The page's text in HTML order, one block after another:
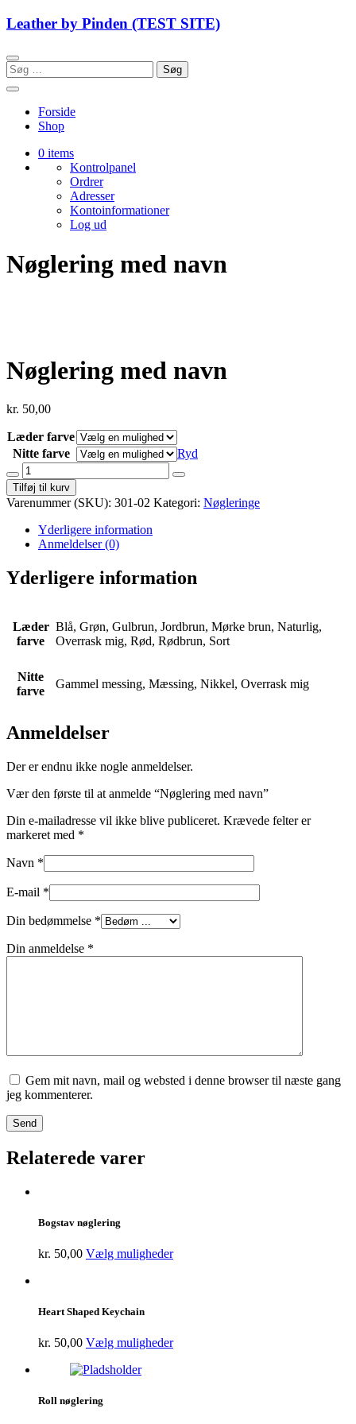
Skip
Leather by Pinden (TEST SITE)
Søg
efter:
Forside
Shop
0 items
Kontrolpanel
Ordrer
Adresser
Kontoinformationer
Log ud
Nøglering med navn
Nøglering med navn
kr. 50,00
Læder farve
Nitte farve
Ryd
Nøglering
med
navn
antal
Tilføj til kurv
Varenummer (SKU): 301-02 Kategori: Nøgleringe
Yderligere information
Anmeldelser (0)
Yderligere information
Læder
farve
Blå, Grøn, Gulbrun, Jordbrun, Mørke brun, Naturlig,
Overrask mig, Rød, Rødbrun, Sort
Nitte
farve
Gammel messing, Mæssing, Nikkel, Overrask mig
Anmeldelser
Der er endnu ikke nogle anmeldelser.
Vær den første til at anmelde “Nøglering med navn”
Din e-mailadresse vil ikke blive publiceret. Krævede felter er
markeret med *
Navn *
E-mail *
Din bedømmelse *
Din anmeldelse *
Gem mit navn, mail og websted i denne browser til næste gang
jeg kommenterer.
Relaterede varer
Bogstav nøglering
kr. 50,00 Vælg muligheder
Heart Shaped Keychain
kr. 50,00 Vælg muligheder
Roll nøglering